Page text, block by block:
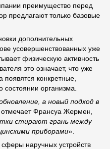
преимущество перед
предлагают только базовые
дополнительных
усовершенствованных уже
физическую активность
это означает, что уже
конкретные,
организма.
а новый подход в
Франсуа Жермен,
стирают грань между
приборами».
наручных устройств